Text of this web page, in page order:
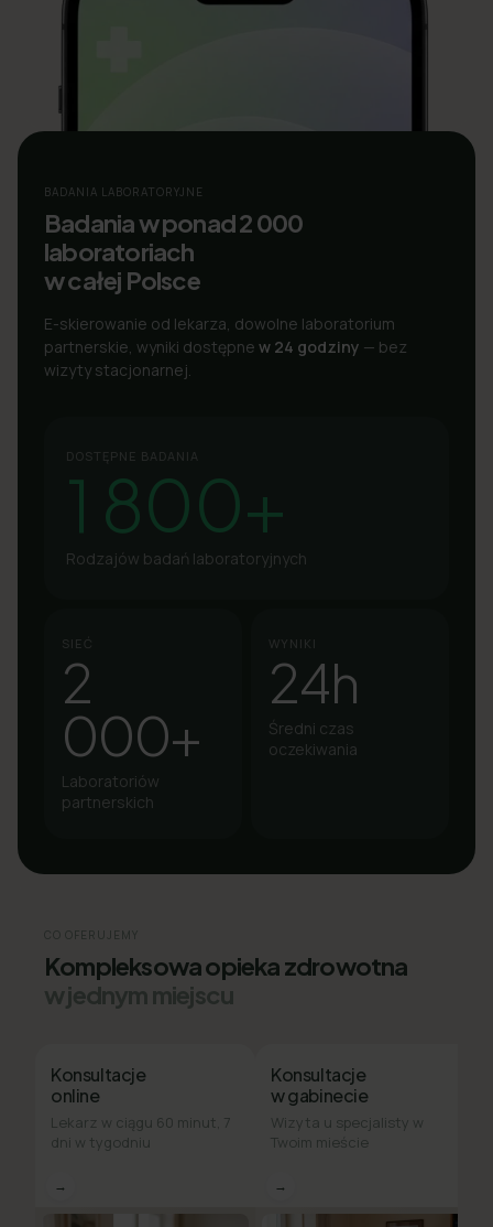
BADANIA LABORATORYJNE
Badania w ponad 2 000
laboratoriach
w całej Polsce
E-skierowanie od lekarza, dowolne laboratorium
partnerskie, wyniki dostępne w 24 godziny — bez
wizyty stacjonarnej.
DOSTĘPNE BADANIA
1 800+
Rodzajów badań laboratoryjnych
SIEĆ
2
000+
Laboratoriów
partnerskich
WYNIKI
24h
Średni czas
oczekiwania
CO OFERUJEMY
Kompleksowa opieka zdrowotna
w jednym miejscu
Konsultacje
online
Lekarz w ciągu 60 minut, 7
dni w tygodniu
→
Konsultacje
w gabinecie
Wizyta u specjalisty w
Twoim mieście
→